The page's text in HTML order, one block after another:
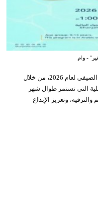
- وام
تواصل هيئة الشارقة للمتاحف تنفيذ برنامجها الصيفي لعام 2026، من خلال
التي تستمر طوال شهر
وتعزيز الإبداع